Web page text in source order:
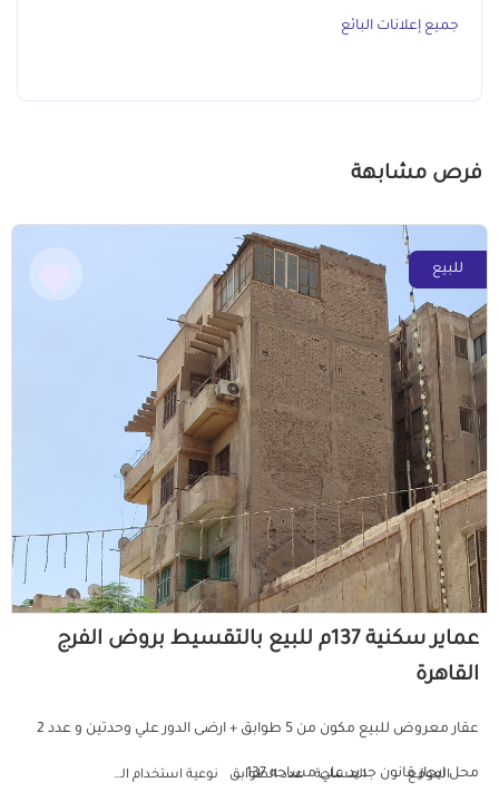
جميع إعلانات البائع
فرص مشابهة
للبيع
عماير سكنية 137م للبيع بالتقسيط بروض الفرج
القاهرة
عقار معروض للبيع مكون من 5 طوابق + ارضى الدور علي وحدتين و عدد 2
محل ايجار قانون جديد علي مساحه 137...
الموقع المساحة عدد الطوابق نوعية استخدام العمارة